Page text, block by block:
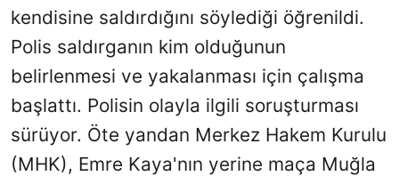
kendisine saldırdığını söylediği öğrenildi.
Polis saldırganın kim olduğunun
belirlenmesi ve yakalanması için çalışma
başlattı. Polisin olayla ilgili soruşturması
sürüyor. Öte yandan Merkez Hakem Kurulu
(MHK), Emre Kaya'nın yerine maça Muğla